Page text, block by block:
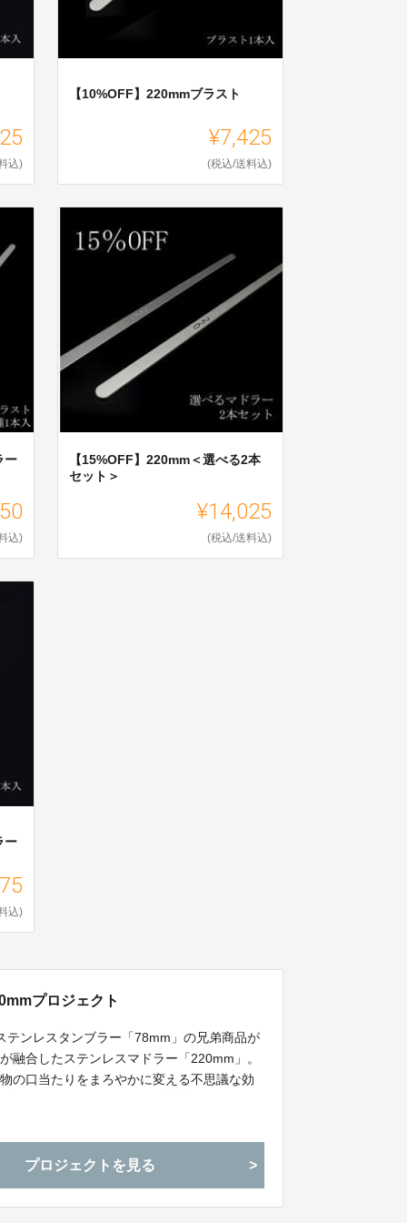
込)
【10%OFF】220mmブラスト
¥7,425
(税込/送料込)
ー
込)
【15%OFF】220mm＜選べる2本
セット＞
¥14,025
(税込/送料込)
ー
込)
プロジェクト
ンレスタンブラー「78mm」の兄弟商品が
融合したステンレスマドラー「220mm」。
の口当たりをまろやかに変える不思議な効
プロジェクトを見る